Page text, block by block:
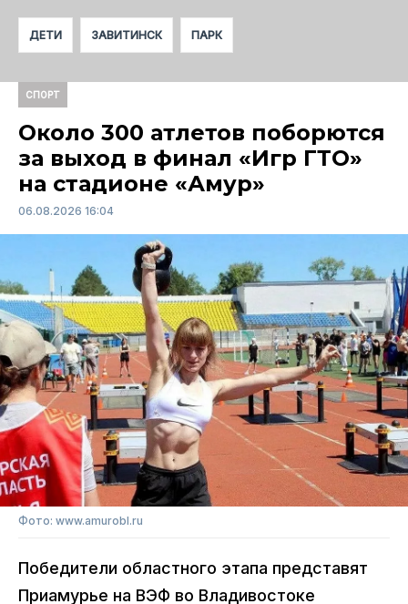
ДЕТИ ЗАВИТИНСК ПАРК
СПОРТ
Около 300 атлетов поборются
за выход в финал «Игр ГТО»
на стадионе «Амур»
06.08.2026 16:04
Фото: www.amurobl.ru
Победители областного этапа представят
Приамурье на ВЭФ во Владивостоке